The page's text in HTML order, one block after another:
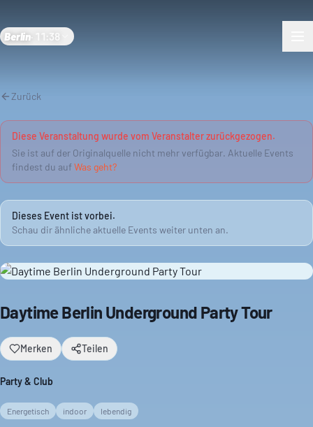
Berlin 11:38
Zurück
Diese Veranstaltung wurde vom Veranstalter zurückgezogen.
Sie ist auf der Originalquelle nicht mehr verfügbar. Aktuelle Events
findest du auf Was geht?
Dieses Event ist vorbei.
Schau dir ähnliche aktuelle Events weiter unten an.
Daytime Berlin Underground Party Tour
Merken Teilen
Party & Club
Energetisch indoor lebendig